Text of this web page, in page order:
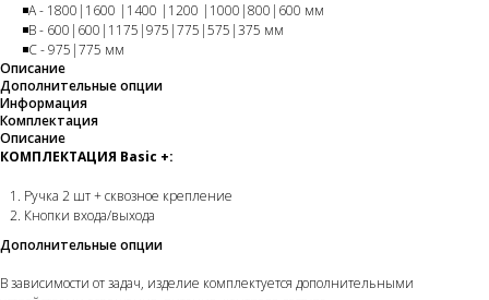
◾А - 1800|1600 |1400 |1200 |1000|800|600 мм
◾В - 600|600|1175|975|775|575|375 мм
◾С - 975|775 мм
Описание
Дополнительные опции
Информация
Комплектация
Описание
КОМПЛЕКТАЦИЯ Basic +:
Ручка 2 шт + сквозное крепление
Кнопки входа/выхода
Дополнительные опции
В зависимости от задач, изделие комплектуется дополнительными